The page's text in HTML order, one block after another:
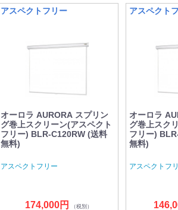
アスペクトフリー
オーロラ AURORA スプリン
グ巻上スクリーン(アスペクト
フリー) BLR-C120RW (送料
無料)
アスペクトフリー
174,000円 （税別）
アスペクト
オーロラ
グ巻上スク
フリー)
無料)
アスペクトフ